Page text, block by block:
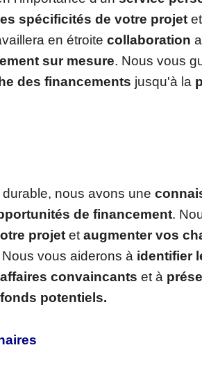
spécificités de votre projet
en étroite collaboration
sur mesure. Nous vous
des financements jusqu'à la
nous avons une
de financement.
projet et augmenter vos
Nous vous aiderons à identifier
convaincants et à
potentiels.